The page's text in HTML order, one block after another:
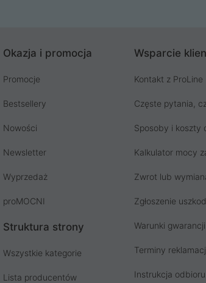
Okazja i promocja
Promocje
Bestsellery
Nowości
Newsletter
Wyprzedaż
proMOCNI
Struktura strony
Wszystkie kategorie
Lista producentów
Wsparcie
Kontakt z ProLine
Częste pytania,
Sposoby i koszty
Kalkulator mocy
Zwrot lub
Zgłoszenie
Warunki gwarancji
Terminy
Instrukcja